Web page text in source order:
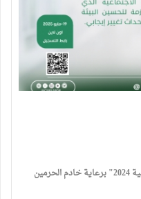
إقامة “المُلتقى الدولي للمسؤولية الاجتماعية 2024" برعاية خادم الحرمين